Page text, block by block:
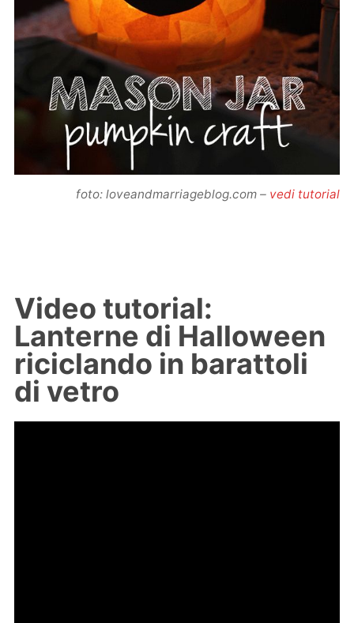
foto: loveandmarriageblog.com – vedi tutorial
Video tutorial:
Lanterne di Halloween
riciclando in barattoli
di vetro